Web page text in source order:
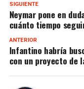
SIGUIENTE
Neymar pone en
cuánto tiempo
ANTERIOR
Infantino habría
con un proyecto de